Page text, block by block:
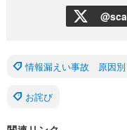
情報漏えい事故 原因
お詫び